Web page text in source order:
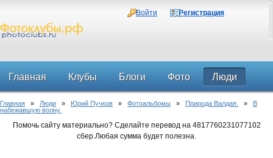
Войти Регистрация
Главная Клубы Блоги Фото Люди
Форум
Главная » Люди » Юрий Пучков » Фотоальбомы » Природа Валдая. » В
набежавшую волну.
Помочь сайту материально? Сделайте перевод на 4817760231077102
сбер.Любая сумма будет полезна.